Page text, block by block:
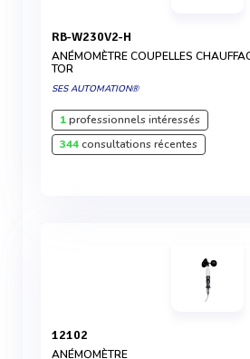
RB-W230V2-H
ANÉMOMÈTRE COUPELLES
TOR
SES AUTOMATION®
1professionnels intéressés
344consultations récentes
12102
ANÉMOMÈTRE